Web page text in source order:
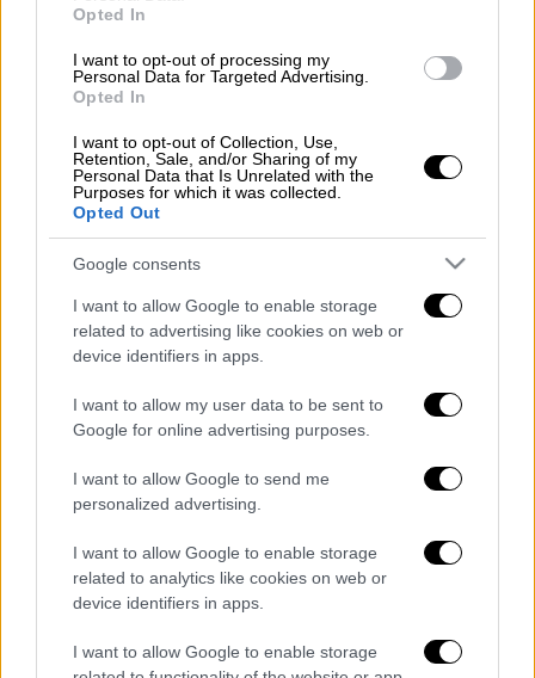
Opted In
I want to opt-out of processing my
Personal Data for Targeted Advertising.
Opted In
I want to opt-out of Collection, Use,
Retention, Sale, and/or Sharing of my
Personal Data that Is Unrelated with the
Purposes for which it was collected.
Opted Out
Google consents
I want to allow Google to enable storage
related to advertising like cookies on web or
device identifiers in apps.
I want to allow my user data to be sent to
Google for online advertising purposes.
I want to allow Google to send me
personalized advertising.
I want to allow Google to enable storage
related to analytics like cookies on web or
device identifiers in apps.
I want to allow Google to enable storage
Λευκό Οίκο ερωτηθείς αν η κυβέρνηση
Οι δικομματικές διαπραγματεύσεις που
Κογκρέσο για τα θέματα συνοριακής
ασφάλειας, ώστε να αποτραπεί ένα δεύτερο
shutdown, κατέρρευσαν από διαφωνίες για
τα ζητήματα γύρω από τις πολιτικές
κράτησης των μεταναστών.
Ακολουθήστε το ethnos.gr στο Instagram
Συγκλονιστικά βίντεο: Η στιγμή που
Πανικός στους δρόμους
συγγραφέας και φιλόσοφος, Στέλιος
Ράμφος
Ναυαγοσώστης εξηγεί πώς σε ελάχιστα
δευτερόλεπτα ένα παιδί μπορεί να